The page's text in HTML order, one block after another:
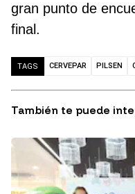
gran punto de
final.
TAGS CERVEPAR PILSEN
También te puede